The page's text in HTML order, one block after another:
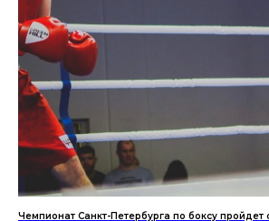
Чемпионат Санкт-Петербурга по боксу пройдет